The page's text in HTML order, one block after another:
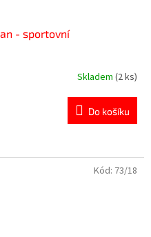
- sportovní
Skladem (2 ks)
Do košíku
Kód: 73/18